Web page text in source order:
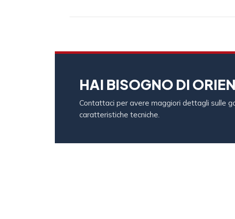
HAI BISOGNO DI
Contattaci per avere maggiori dettagli sulle
caratteristiche tecniche.